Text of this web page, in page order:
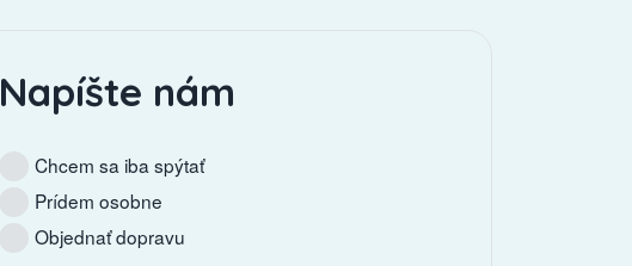
Napíšte nám
Chcem sa iba spýtať
Prídem osobne
Objednať dopravu